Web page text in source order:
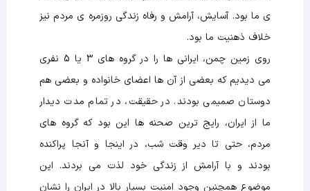
ی ما بود. آسایش، آرامش و رفاه زندگی روزمره ی مردم نیز
خلاف ذهنیت ما بود.
روی زمین چمن، ایرانی ها را در گروه های 3 یا 5 نفری
می دیدیم که بعضی از آن ها اعضای خانواده و بعضی هم
دوستان صمیمی بودند. در حقیقت، در تمام مدت دیدار
ما از ایران، رایج ترین صحنه ها این بود که گروه های
مردم، حتی تا دیر وقت شب، در اینجا و آنجا پراکنده
بودند و با آرامش از زندگی خود لذت می بردند. این
موضوع همچنین وجود امنیت بسیار بالا در ایران را نشان